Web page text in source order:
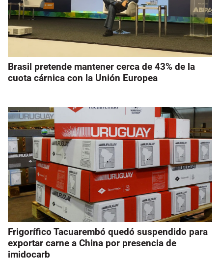
Brasil pretende mantener cerca de 43% de la
cuota cárnica con la Unión Europea
Frigorífico Tacuarembó quedó suspendido para
exportar carne a China por presencia de
imidocarb